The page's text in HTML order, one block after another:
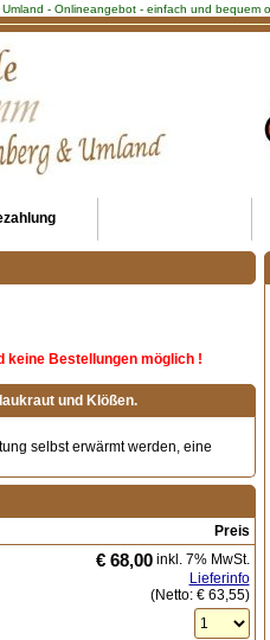
- Onlineangebot - einfach und bequem
keine Bestellungen möglich !
und Klößen.
selbst erwärmt werden, eine
Preis
€ 68,00inkl. 7% MwSt.
Lieferinfo
(Netto: € 63,55)